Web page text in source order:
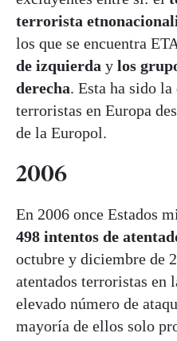
terrorista
los que se encuentra
de izquierda y los
derecha. Esta ha sido
terroristas en Europa
de la Europol.
2006
En 2006 once Estados
498 intentos de
octubre y diciembre de
atentados terroristas en
elevado número de
mayoría de ellos solo